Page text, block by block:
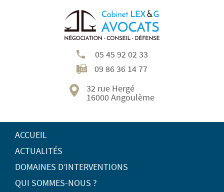
05 45 92 02 33
09 86 36 14 77
32 rue Hergé
16000 Angoulème
ACCUEIL
ACTUALITÉS
DOMAINES D’INTERVENTIONS
QUI SOMMES-NOUS ?